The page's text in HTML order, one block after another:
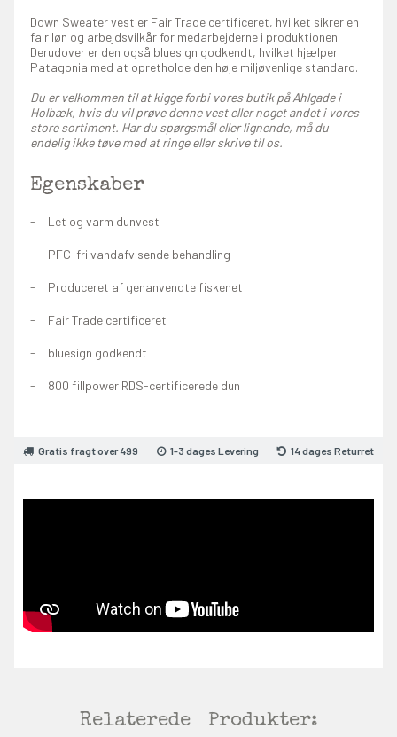
Down Sweater vest er Fair Trade certificeret, hvilket sikrer en
fair løn og arbejdsvilkår for medarbejderne i produktionen.
Derudover er den også bluesign godkendt, hvilket hjælper
Patagonia med at opretholde den høje miljøvenlige standard.
Du er velkommen til at kigge forbi vores butik på Ahlgade i
Holbæk, hvis du vil prøve denne vest eller noget andet i vores
store sortiment. Har du spørgsmål eller lignende, må du
endelig ikke tøve med at ringe eller skrive til os.
Egenskaber
Let og varm dunvest
PFC-fri vandafvisende behandling
Produceret af genanvendte fiskenet
Fair Trade certificeret
bluesign godkendt
800 fillpower RDS-certificerede dun
Gratis fragt over 499 1-3 dages Levering 14 dages Returret
Relaterede Produkter: